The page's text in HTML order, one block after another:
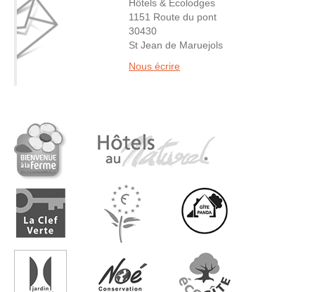
Hôtels & Écolodges
1151 Route du pont
30430
St Jean de Maruejols
Nous écrire